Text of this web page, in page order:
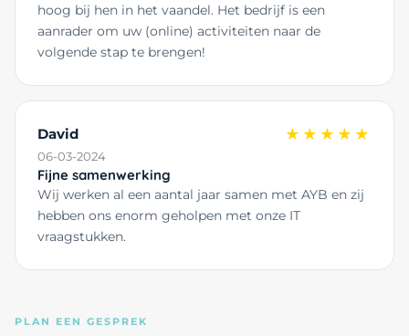
hoog bij hen in het vaandel. Het bedrijf is een
aanrader om uw (online) activiteiten naar de
volgende stap te brengen!
David
06-03-2024
★★★★★
Fijne samenwerking
Wij werken al een aantal jaar samen met AYB en zij
hebben ons enorm geholpen met onze IT
vraagstukken.
PLAN EEN GESPREK